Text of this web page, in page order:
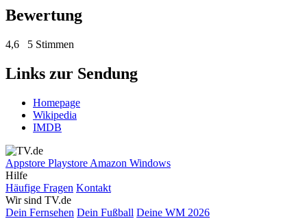
Bewertung
4,6 5 Stimmen
Links zur Sendung
Homepage
Wikipedia
IMDB
Appstore Playstore Amazon Windows
Hilfe
Häufige Fragen Kontakt
Wir sind TV.de
Dein Fernsehen Dein Fußball Deine WM 2026